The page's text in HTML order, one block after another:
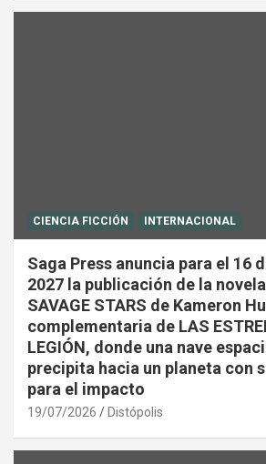
CIENCIA FICCIÓN INTERNACIONAL
Saga Press anuncia para el 16
2027 la publicación de la
SAVAGE STARS de Kameron
complementaria de LAS
LEGIÓN, donde una nave
precipita hacia un planeta con
para el impacto
19/07/2026 Distópolis